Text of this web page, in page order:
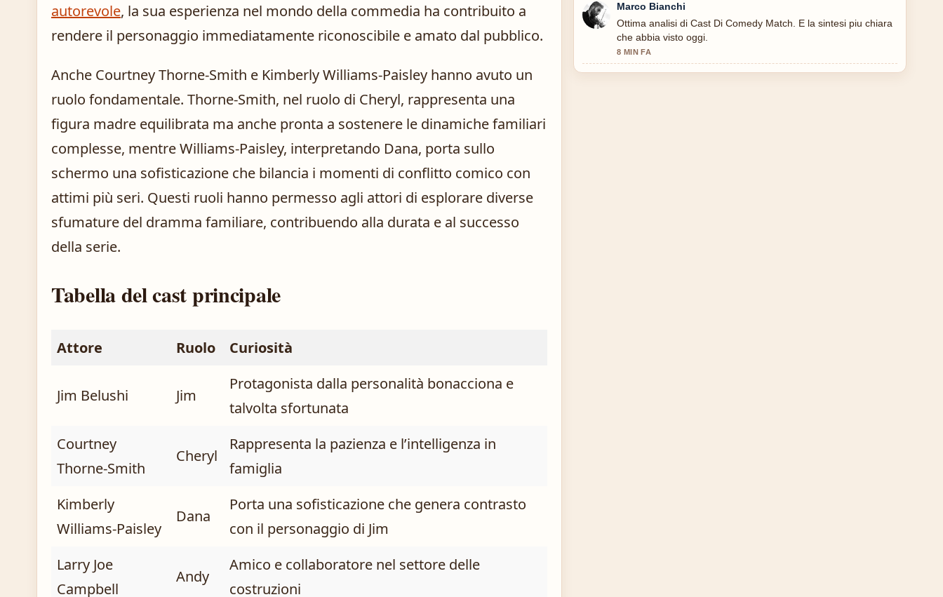
autorevole, la sua esperienza nel mondo della commedia ha contribuito a
rendere il personaggio immediatamente riconoscibile e amato dal pubblico.
Anche Courtney Thorne-Smith e Kimberly Williams-Paisley hanno avuto un
ruolo fondamentale. Thorne-Smith, nel ruolo di Cheryl, rappresenta una
figura madre equilibrata ma anche pronta a sostenere le dinamiche familiari
complesse, mentre Williams-Paisley, interpretando Dana, porta sullo
schermo una sofisticazione che bilancia i momenti di conflitto comico con
attimi più seri. Questi ruoli hanno permesso agli attori di esplorare diverse
sfumature del dramma familiare, contribuendo alla durata e al successo
della serie.
Tabella del cast principale
Attore Ruolo Curiosità
Jim Belushi Jim
Protagonista dalla personalità bonacciona e
talvolta sfortunata
Courtney
Thorne-Smith
Cheryl
Rappresenta la pazienza e l’intelligenza in
famiglia
Kimberly
Williams-Paisley
Dana
Porta una sofisticazione che genera contrasto
con il personaggio di Jim
Larry Joe
Campbell
Andy
Amico e collaboratore nel settore delle
costruzioni
Marco Bianchi
Ottima analisi di Cast Di Comedy Match. E la sintesi piu chiara
che abbia visto oggi.
8 MIN FA